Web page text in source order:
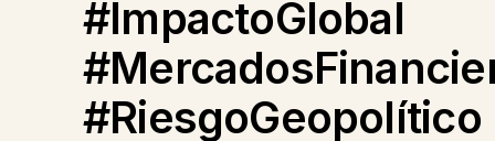
#ImpactoGlobal
#RiesgoGeopolítico